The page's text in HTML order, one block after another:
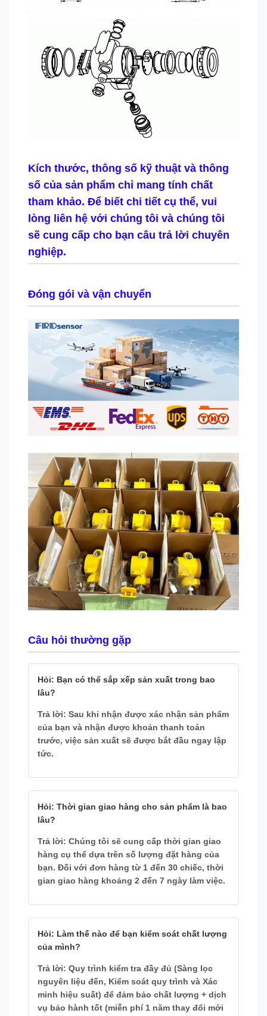
Kích thước, thông số kỹ thuật và thông
số của sản phẩm chỉ mang tính chất
tham khảo. Để biết chi tiết cụ thể, vui
lòng liên hệ với chúng tôi và chúng tôi
sẽ cung cấp cho bạn câu trả lời chuyên
nghiệp.
Đóng gói và vận chuyển
Câu hỏi thường gặp
Hỏi: Bạn có thể sắp xếp sản xuất trong bao
lâu?
Trả lời: Sau khi nhận được xác nhận sản phẩm
của bạn và nhận được khoản thanh toán
trước, việc sản xuất sẽ được bắt đầu ngay lập
tức.
Hỏi: Thời gian giao hàng cho sản phẩm là bao
lâu?
Trả lời: Chúng tôi sẽ cung cấp thời gian giao
hàng cụ thể dựa trên số lượng đặt hàng của
bạn. Đối với đơn hàng từ 1 đến 30 chiếc, thời
gian giao hàng khoảng 2 đến 7 ngày làm việc.
Hỏi: Làm thế nào để bạn kiểm soát chất lượng
của mình?
Trả lời: Quy trình kiểm tra đầy đủ (Sàng lọc
nguyên liệu đến, Kiểm soát quy trình và Xác
minh hiệu suất) để đảm bảo chất lượng + dịch
vụ bảo hành tốt (miễn phí 1 năm thay đổi mới